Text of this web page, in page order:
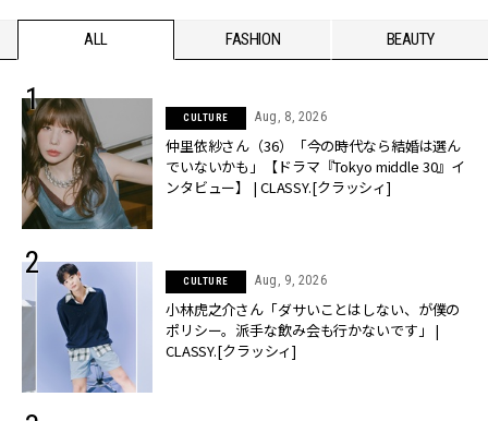
ALL FASHION BEAUTY
CULTURE Aug, 8, 2026
仲里依紗さん（36）「今の時代なら結婚は選ん
でいないかも」【ドラマ『Tokyo middle 30』イ
ンタビュー】 | CLASSY.[クラッシィ]
CULTURE Aug, 9, 2026
小林虎之介さん「ダサいことはしない、が僕の
ポリシー。派手な飲み会も行かないです」 |
CLASSY.[クラッシィ]